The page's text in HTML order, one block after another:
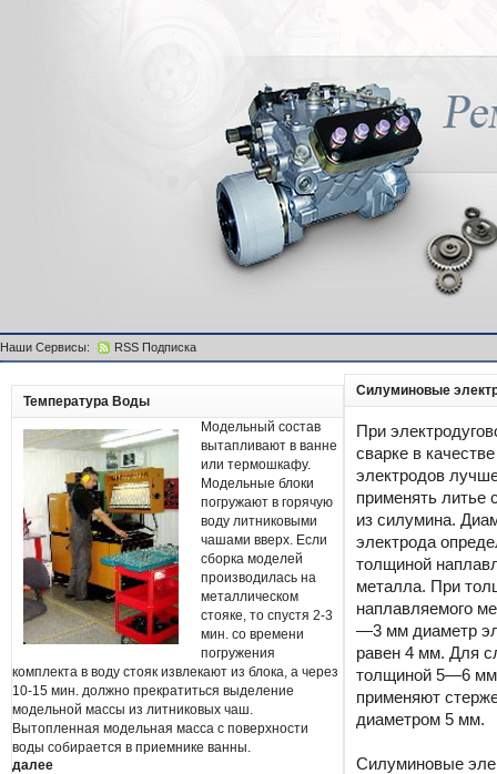
Наши Сервисы: RSS Подписка
Температура Воды
Модельный состав
вытапливают в ванне
или термошкафу.
Модельные блоки
погружают в горячую
воду литниковыми
чашами вверх. Если
сборка моделей
производилась на
металлическом
стояке, то спустя 2-3
мин. со времени
погружения
комплекта в воду стояк извлекают из блока, а через
10-15 мин. должно прекратиться выделение
модельной массы из литниковых чаш.
Вытопленная модельная масса с поверхности
воды собирается в приемнике ванны.
далее
Силуминовые
При
сварке в качестве
электродов
применять литье
из силумина.
электрода
толщиной
металла. При
наплавляемого
—3 мм диаметр
равен 4 мм. Для
толщиной 5—6 мм
применяют
диаметром 5 мм.
Силуминовые